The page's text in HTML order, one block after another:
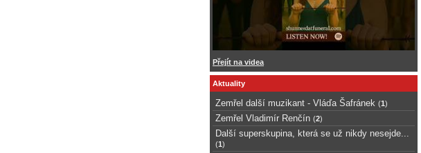
Přejít na videa
Aktuality
Zemřel další muzikant - Vláďa Šafránek (1 )
Zemřel Vladimír Renčín (2)
Další superskupina, která se už nikdy nesejde...
(1 )